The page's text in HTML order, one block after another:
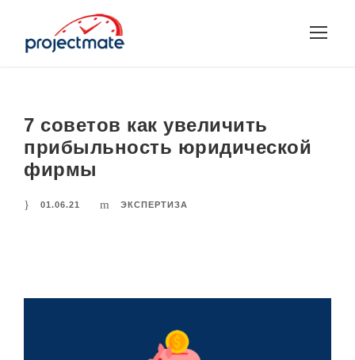
7 советов как увеличить
прибыльность юридической
фирмы
01.06.21 ЭКСПЕРТИЗА